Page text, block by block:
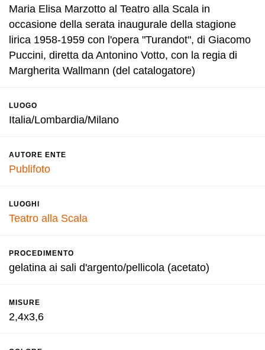
Maria Elisa Marzotto al Teatro alla Scala in
occasione della serata inaugurale della stagione
lirica 1958-1959 con l'opera "Turandot", di Giacomo
Puccini, diretta da Antonino Votto, con la regia di
Margherita Wallmann (del catalogatore)
LUOGO
Italia/Lombardia/Milano
AUTORE ENTE
Publifoto
LUOGHI
Teatro alla Scala
PROCEDIMENTO
gelatina ai sali d'argento/pellicola (acetato)
MISURE
2,4x3,6